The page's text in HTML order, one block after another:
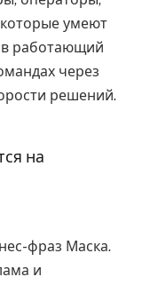
умеют
работающий
через
решений.
на
фраз Маска.
и